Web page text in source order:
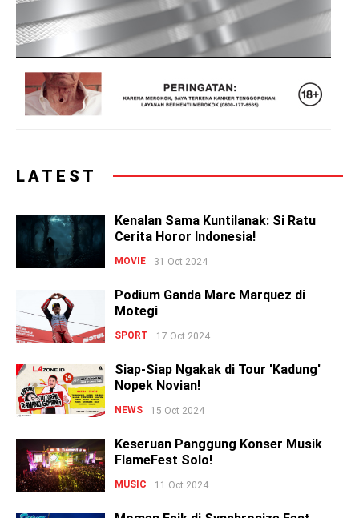
LATEST
Kenalan Sama Kuntilanak: Si Ratu
Cerita Horor Indonesia!
MOVIE 31 Oct 2024
Podium Ganda Marc Marquez di
Motegi
SPORT 17 Oct 2024
Siap-Siap Ngakak di Tour 'Kadung'
Nopek Novian!
NEWS 15 Oct 2024
Keseruan Panggung Konser Musik
FlameFest Solo!
MUSIC 11 Oct 2024